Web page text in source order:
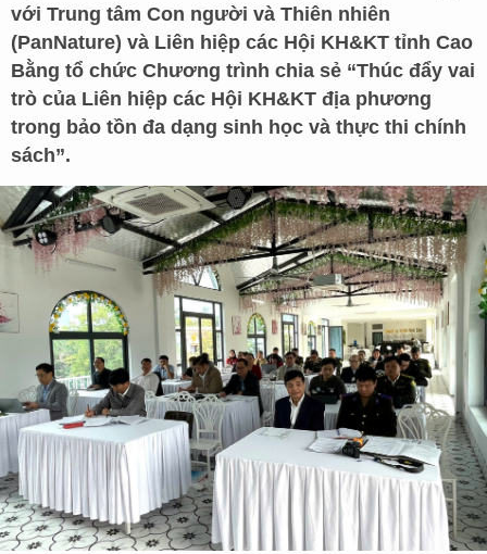
với Trung tâm Con người và Thiên nhiên
(PanNature) và Liên hiệp các Hội KH&KT tỉnh Cao
Bằng tổ chức Chương trình chia sẻ “Thúc đẩy vai
trò của Liên hiệp các Hội KH&KT địa phương
trong bảo tồn đa dạng sinh học và thực thi chính
sách”.